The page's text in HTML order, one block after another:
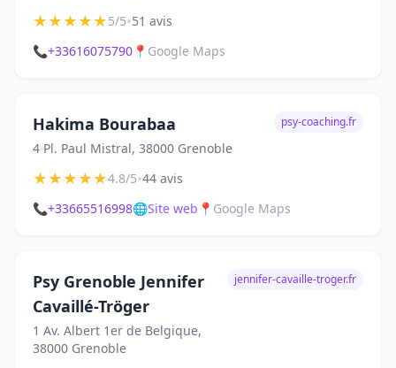
★★★★★5/5•51 avis
📞+33616075790 📍 Google Maps
Hakima Bourabaa
4 Pl. Paul Mistral, 38000 Grenoble
psy-coaching.fr
★★★★★4.8/5•44 avis
📞+33665516998🌐Site web 📍 Google Maps
Psy Grenoble Jennifer
Cavaillé-Tröger
1 Av. Albert 1er de Belgique,
38000 Grenoble
jennifer-cavaille-troger.fr